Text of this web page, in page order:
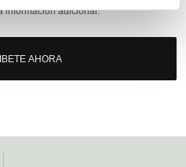
información adicional.
AHORA